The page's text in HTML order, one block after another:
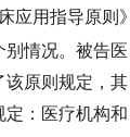
应用指导原则》
情况。被告医
该原则规定，其
定：医疗机构和